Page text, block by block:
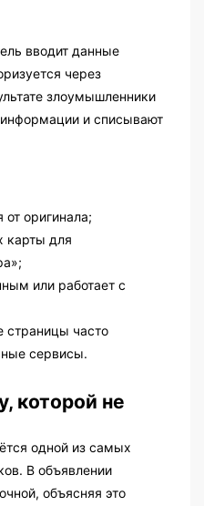
вводит данные
через
злоумышленники
и списывают
от оригинала;
карты для
или работает с
страницы часто
сервисы.
которой не
одной из самых
В объявлении
объясняя это